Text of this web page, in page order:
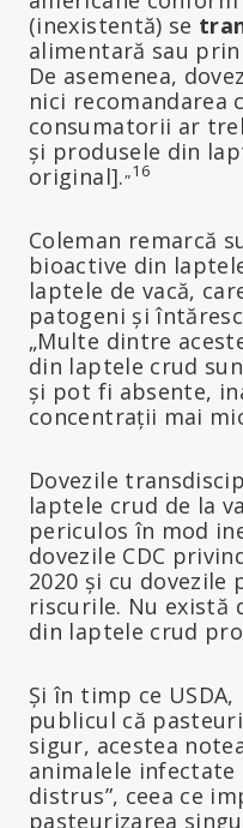
(inexistentă) se
alimentară sau prin
De asemenea,
nici recomandarea
consumatorii ar
și produsele din
original].„16
Coleman remarcă
bioactive din
laptele de vacă,
patogeni și
„Multe dintre
din laptele crud
și pot fi absente,
concentrații mai
Dovezile
laptele crud de la
periculos în mod
dovezile CDC
2020 și cu
riscurile. Nu există
din laptele crud
Și în timp ce USDA,
publicul că
sigur, acestea
animalele
distrus”, ceea ce
pasteurizarea